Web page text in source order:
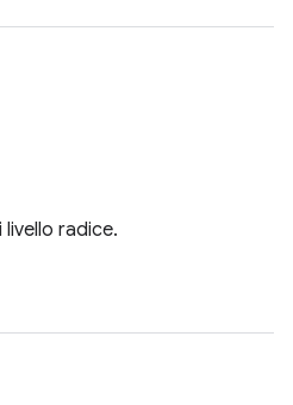
radice.